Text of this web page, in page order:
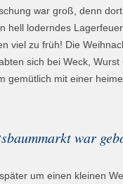
war groß, denn
hell loderndes
viel zu früh! Die
sich bei Weck,
gemütlich mit einer
war
um einen kleinen